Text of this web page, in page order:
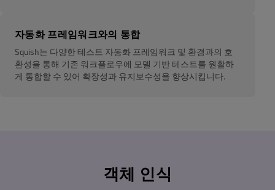
자동화 프레임워크와의 통합
Squish는 다양한 테스트 자동화 프레임워크 및 환경과의 호
환성을 통해 기존 워크플로우에 모델 기반 테스트를 원활하
게 통합할 수 있어 확장성과 유지보수성을 향상시킵니다.
객체 인식